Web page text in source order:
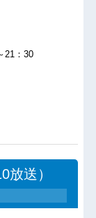
：30
放送）